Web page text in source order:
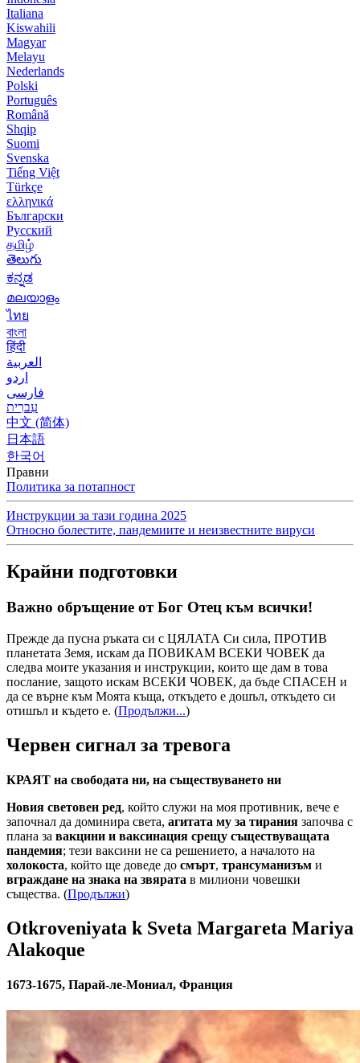
Italiana
Kiswahili
Magyar
Melayu
Nederlands
Polski
Português
Română
Shqip
Suomi
Svenska
Tiếng Việt
Türkçe
ελληνικά
Български
Русский
தமிழ்
తెలుగు
ಕನ್ನಡ
മലയാളം
ไทย
বাংলা
हिंदी
العربية
اردو
فارسی
עִברִית
中文 (简体)
日本語
한국어
Правни
Политика за потапност
Инструкции за тази година 2025
Относно болестите, пандемиите и неизвестните вируси
Крайни подготовки
Важно обръщение от Бог Отец към всички!
Прежде да пусна ръката си с ЦЯЛАТА Си сила, ПРОТИВ
планетата Земя, искам да ПОВИКАМ ВСЕКИ ЧОВЕК да
следва моите указания и инструкции, които ще дам в това
послание, защото искам ВСЕКИ ЧОВЕК, да бъде СПАСЕН и
да се върне към Моята къща, откъдето е дошъл, откъдето си
отишъл и където е. (Продължи...)
Червен сигнал за тревога
КРАЯТ на свободата ни, на съществуването ни
Новия световен ред, който служи на моя противник, вече е
започнал да доминира света, агитата му за тирания започва с
плана за вакцини и ваксинация срещу съществуващата
пандемия; тези ваксини не са решението, а началото на
холокоста, който ще доведе до смърт, трансуманизъм и
вграждане на знака на звярата в милиони човешки
същества. (Продължи)
Otkroveniyata k Sveta Margareta Mariya
Alakoque
1673-1675, Парай-ле-Мониал, Франция